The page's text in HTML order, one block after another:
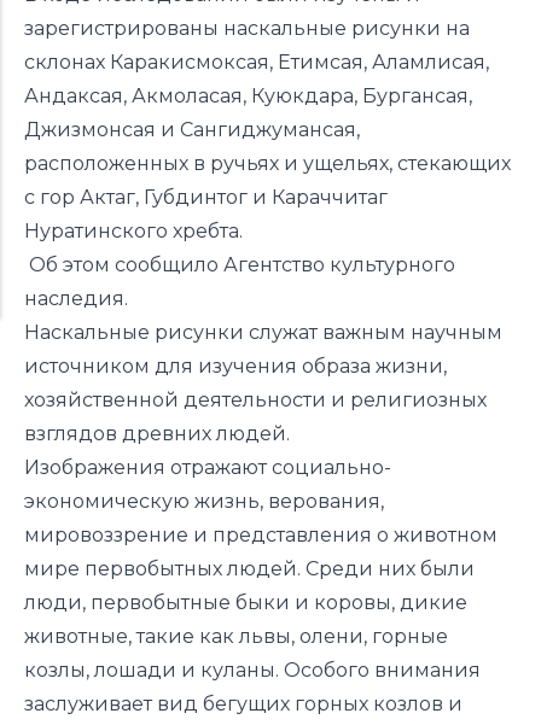
зарегистрированы наскальные рисунки на
склонах Каракисмоксая, Етимсая, Аламлисая,
Андаксая, Акмоласая, Куюкдара, Бургансая,
Джизмонсая и Сангиджумансая,
расположенных в ручьях и ущельях, стекающих
с гор Актаг, Губдинтог и Караччитаг
Нуратинского хребта.
Об этом сообщило Агентство культурного
наследия.
Наскальные рисунки служат важным научным
источником для изучения образа жизни,
хозяйственной деятельности и религиозных
взглядов древних людей.
Изображения отражают социально-
экономическую жизнь, верования,
мировоззрение и представления о животном
мире первобытных людей. Среди них были
люди, первобытные быки и коровы, дикие
животные, такие как львы, олени, горные
козлы, лошади и куланы. Особого внимания
заслуживает вид бегущих горных козлов и